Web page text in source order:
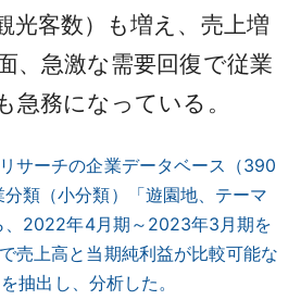
光客数）も増え、売上増
、急激な需要回復で従業
急務になっている。
サーチの企業データベース（390
類（小分類）「遊園地、テーマ
、2022年4月期～2023年3月期を
売上高と当期純利益が比較可能な
抽出し、分析した。